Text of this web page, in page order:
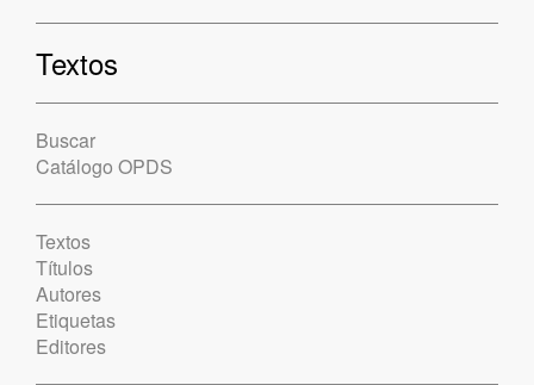
Textos
Buscar
Catálogo OPDS
Textos
Títulos
Autores
Etiquetas
Editores